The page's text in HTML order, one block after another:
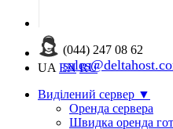
(044) 247 08 62
UA EN RU
Виділений сервер ▼
Оренда сервера
Швидка оренда